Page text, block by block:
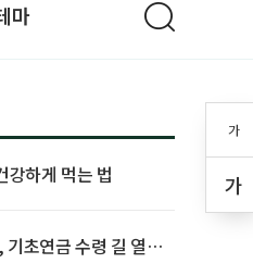
가
가
마
강하게 먹는 법
초연금 수령 길 열린